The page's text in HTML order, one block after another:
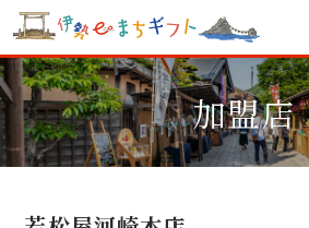
加盟店